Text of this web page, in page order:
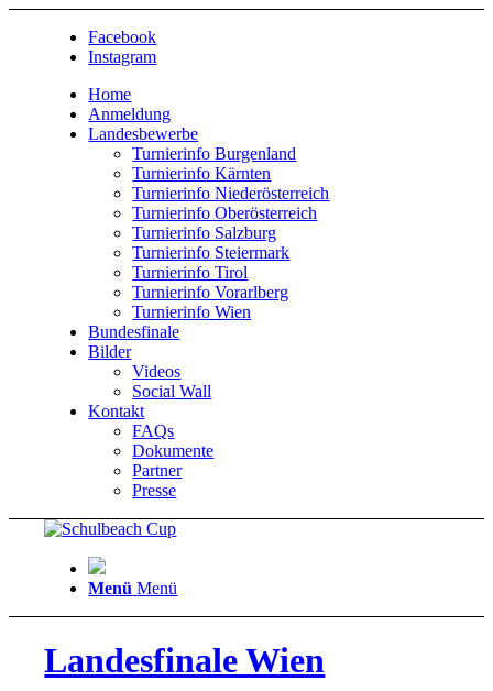
Facebook
Instagram
Home
Anmeldung
Landesbewerbe
Turnierinfo Burgenland
Turnierinfo Kärnten
Turnierinfo Niederösterreich
Turnierinfo Oberösterreich
Turnierinfo Salzburg
Turnierinfo Steiermark
Turnierinfo Tirol
Turnierinfo Vorarlberg
Turnierinfo Wien
Bundesfinale
Bilder
Videos
Social Wall
Kontakt
FAQs
Dokumente
Partner
Presse
Menü Menü
Landesfinale Wien